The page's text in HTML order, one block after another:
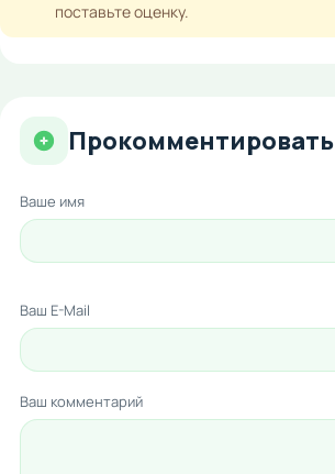
поставьте оценку.
Прокомментировать
Ваше имя
Ваш E-Mail
Ваш комментарий